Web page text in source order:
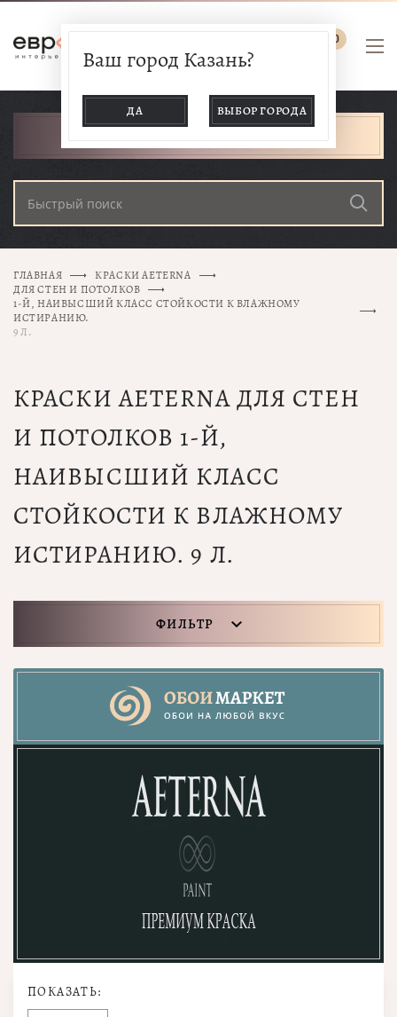
0
Ваш город Казань?
ДА ВЫБОР ГОРОДА
ГЛАВНАЯ
КРАСКИ AETERNA
ДЛЯ СТЕН И ПОТОЛКОВ
1-Й, НАИВЫСШИЙ КЛАСС СТОЙКОСТИ К ВЛАЖНОМУ
ИСТИРАНИЮ.
9 Л.
КРАСКИ AETERNA ДЛЯ СТЕН
И ПОТОЛКОВ 1-Й,
НАИВЫСШИЙ КЛАСС
СТОЙКОСТИ К ВЛАЖНОМУ
ИСТИРАНИЮ. 9 Л.
ФИЛЬТР
ПОКАЗАТЬ: